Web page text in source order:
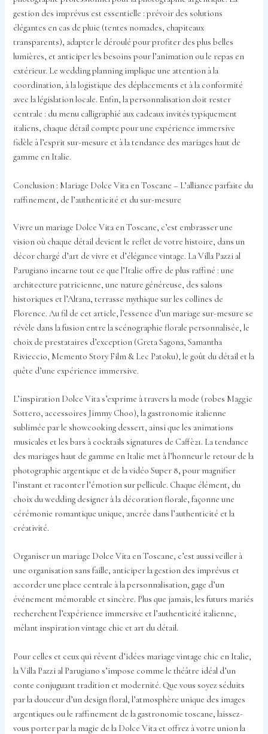
gestion des imprévus est essentielle : prévoir des solutions
élégantes en cas de pluie (tentes nomades, chapiteaux
transparents), adapter le déroulé pour profiter des plus belles
lumières, et anticiper les besoins pour l’animation ou le repas en
extérieur. Le wedding planning implique une attention à la
coordination, à la logistique des déplacements et à la conformité
avec la législation locale. Enfin, la personnalisation doit rester
centrale : du menu calligraphié aux cadeaux invités typiquement
italiens, chaque détail compte pour une expérience immersive
fidèle à l’esprit sur-mesure et à la tendance des mariages haut de
gamme en Italie.
Conclusion : Mariage Dolce Vita en Toscane – L’alliance parfaite du
raffinement, de l’authenticité et du sur-mesure
Vivre un mariage Dolce Vita en Toscane, c’est embrasser une
vision où chaque détail devient le reflet de votre histoire, dans un
décor chargé d’art de vivre et d’élégance vintage. La Villa Pazzi al
Parugiano incarne tout ce que l’Italie offre de plus raffiné : une
architecture patricienne, une nature généreuse, des salons
historiques et l’Altana, terrasse mythique sur les collines de
Florence. Au fil de cet article, l’essence d’un mariage sur-mesure se
révèle dans la fusion entre la scénographie florale personnalisée, le
choix de prestataires d’exception (Greta Sagona, Samantha
Rivieccio, Memento Story Film & Lec Patoku), le goût du détail et la
quête d’une expérience immersive.
L’inspiration Dolce Vita s’exprime à travers la mode (robes Maggie
Sottero, accessoires Jimmy Choo), la gastronomie italienne
sublimée par le showcooking dessert, ainsi que les animations
musicales et les bars à cocktails signatures de Caffè21. La tendance
des mariages haut de gamme en Italie met à l’honneur le retour de la
photographie argentique et de la vidéo Super 8, pour magnifier
l’instant et raconter l’émotion sur pellicule. Chaque élément, du
choix du wedding designer à la décoration florale, façonne une
cérémonie romantique unique, ancrée dans l’authenticité et la
créativité.
Organiser un mariage Dolce Vita en Toscane, c’est aussi veiller à
une organisation sans faille, anticiper la gestion des imprévus et
accorder une place centrale à la personnalisation, gage d’un
événement mémorable et sincère. Plus que jamais, les futurs mariés
recherchent l’expérience immersive et l’authenticité italienne,
mêlant inspiration vintage chic et art du détail.
Pour celles et ceux qui rêvent d’idées mariage vintage chic en Italie,
la Villa Pazzi al Parugiano s’impose comme le théâtre idéal d’un
conte conjuguant tradition et modernité. Que vous soyez séduits
par la douceur d’un design floral, l’atmosphère unique des images
argentiques ou le raffinement de la gastronomie toscane, laissez-
vous porter par la magie de la Dolce Vita et offrez à votre union la